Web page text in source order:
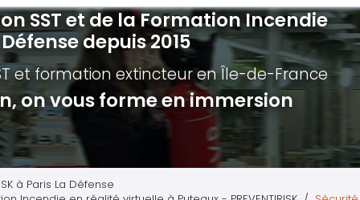
incendie - Guide et Serre file
de première intervention
Extincteurs
en réalité augmentée
Évacuation établissements de
Évacuation secteur tertiaire
Évacuation secteur industriel
SST et de la Formation Incendie
depuis 2015
et formation extincteuren Île-de-France
on vous forme en immersion
à Paris La Défense